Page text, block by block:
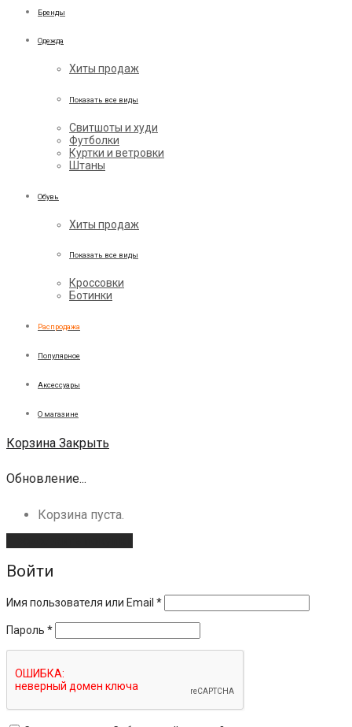
Бренды
Одежда
Хиты продаж
Показать все виды
Свитшоты и худи
Футболки
Куртки и ветровки
Штаны
Обувь
Хиты продаж
Показать все виды
Кроссовки
Ботинки
Распродажа
Популярное
Аксессуары
О магазине
Корзина Закрыть
Обновление...
Корзина пуста.
Войти
Имя пользователя или Email *
Пароль *